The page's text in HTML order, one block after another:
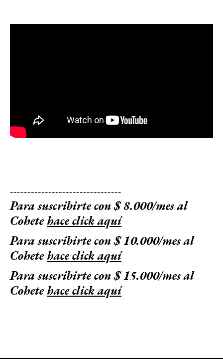
--------------------------------
Para suscribirte con $ 8.000/mes al
Cohetehace click aquí
Para suscribirte con $ 10.000/mes al
Cohetehace click aquí
Para suscribirte con $ 15.000/mes al
Cohetehace click aquí